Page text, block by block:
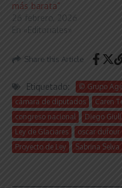
más barata”
26 febrero, 2026
En «Editoriales»
Share this Article
Etiquetado: © Grupo
cámara de diputados
Caren
congreso nacional
Diego
Ley de Glaciares
oscar dufour
Proyecto de Ley
Sabrina Selva